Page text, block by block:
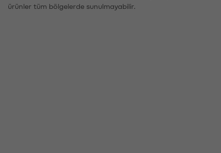
ürünler tüm bölgelerde sunulmayabilir.